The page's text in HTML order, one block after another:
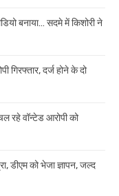
बनाया… सदमे में किशोरी ने
गिरफ्तार, दर्ज होने के दो
रहे वॉन्टेड आरोपी को
डीएम को भेजा ज्ञापन, जल्द